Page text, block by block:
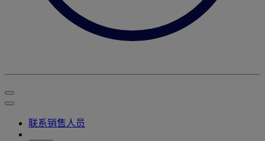
联系销售人员